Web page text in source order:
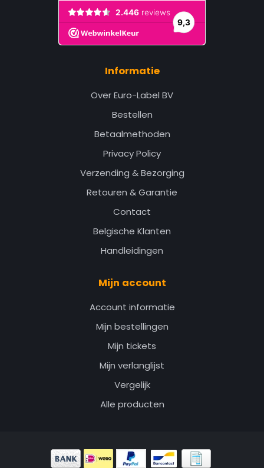
Informatie
Over Euro-Label BV
Bestellen
Betaalmethoden
Privacy Policy
Verzending & Bezorging
Retouren & Garantie
Contact
Belgische Klanten
Handleidingen
Mijn account
Account informatie
Mijn bestellingen
Mijn tickets
Mijn verlanglijst
Vergelijk
Alle producten